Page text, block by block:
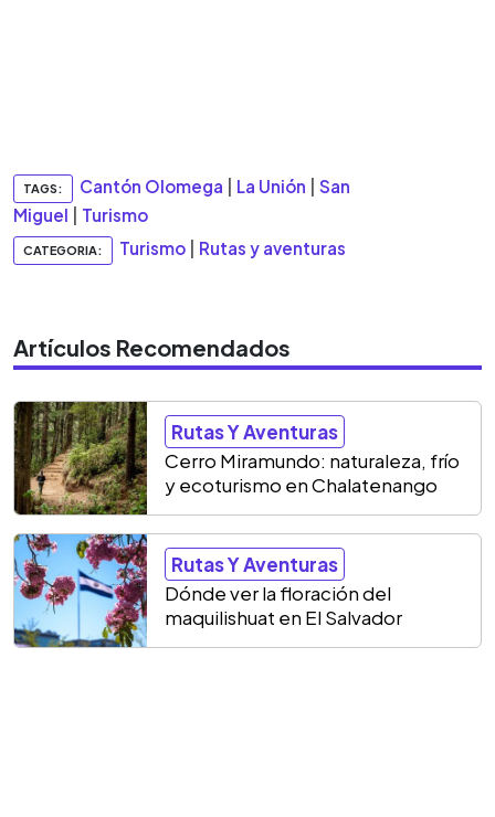
TAGS: Cantón Olomega La Unión
San
Miguel
Turismo
CATEGORIA: Turismo Rutas y aventuras
Artículos Recomendados
Rutas Y Aventuras
Cerro Miramundo: naturaleza, frío
y ecoturismo en Chalatenango
Rutas Y Aventuras
Dónde ver la floración del
maquilishuat en El Salvador